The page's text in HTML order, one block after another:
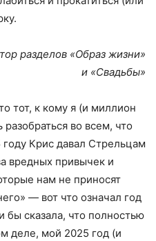
разделов «Образ жизни»
и «Свадьбы»
тот, к кому я (и миллион
во всем, что
Крис давал Стрельцам
вредных привычек и
нам не приносят
— вот что означал год
бы сказала, что полностью
деле, мой 2025 год (и